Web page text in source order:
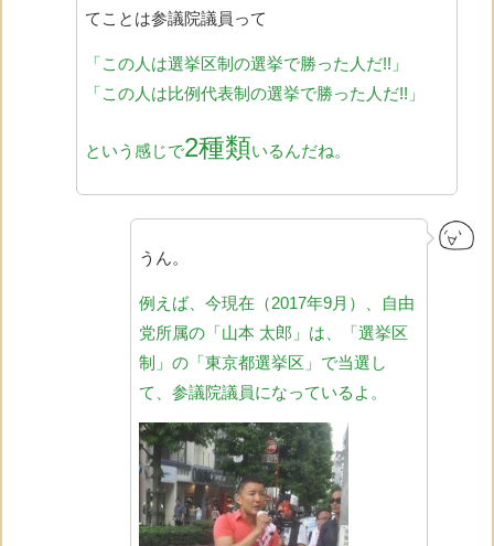
てことは参議院議員って
「この人は選挙区制の選挙で勝った人だ!!」
「この人は比例代表制の選挙で勝った人だ!!」
という感じで2種類いるんだね。
うん。
例えば、今現在（2017年9月）、自由
党所属の「山本 太郎」は、「選挙区
制」の「東京都選挙区」で当選し
て、参議院議員になっているよ。